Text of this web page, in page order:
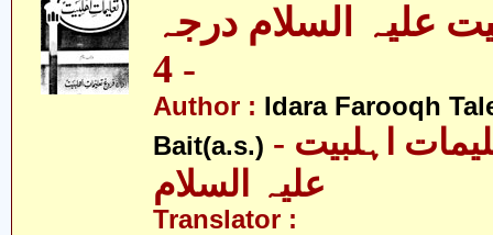
علیہ السلام درجہ
- 4
Author : Idara Farooqh
Bait(a.s.) - ادارہ فروغ تعلیمات اہلبیت
علیہ السلام
Translator :